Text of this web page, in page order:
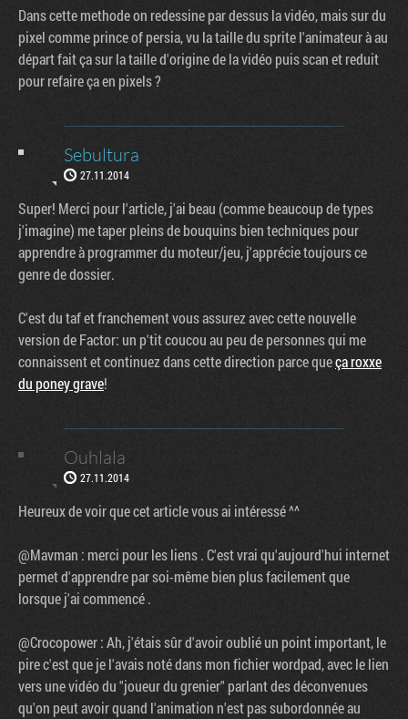
Dans cette methode on redessine par dessus la vidéo, mais sur du
pixel comme prince of persia, vu la taille du sprite l'animateur à au
départ fait ça sur la taille d'origine de la vidéo puis scan et reduit
pour refaire ça en pixels ?
Sebultura
27.11.2014
Super! Merci pour l'article, j'ai beau (comme beaucoup de types
j'imagine) me taper pleins de bouquins bien techniques pour
apprendre à programmer du moteur/jeu, j'apprécie toujours ce
genre de dossier.
C'est du taf et franchement vous assurez avec cette nouvelle
version de Factor: un p'tit coucou au peu de personnes qui me
connaissent et continuez dans cette direction parce queça roxxe
du poney grave!
Ouhlala
27.11.2014
Heureux de voir que cet article vous ai intéressé ^^
@Mavman : merci pour les liens . C'est vrai qu'aujourd'hui internet
permet d'apprendre par soi-même bien plus facilement que
lorsque j'ai commencé .
@Crocopower : Ah, j'étais sûr d'avoir oublié un point important, le
pire c'est que je l'avais noté dans mon fichier wordpad, avec le lien
vers une vidéo du "joueur du grenier" parlant des déconvenues
qu'on peut avoir quand l'animation n'est pas subordonnée au